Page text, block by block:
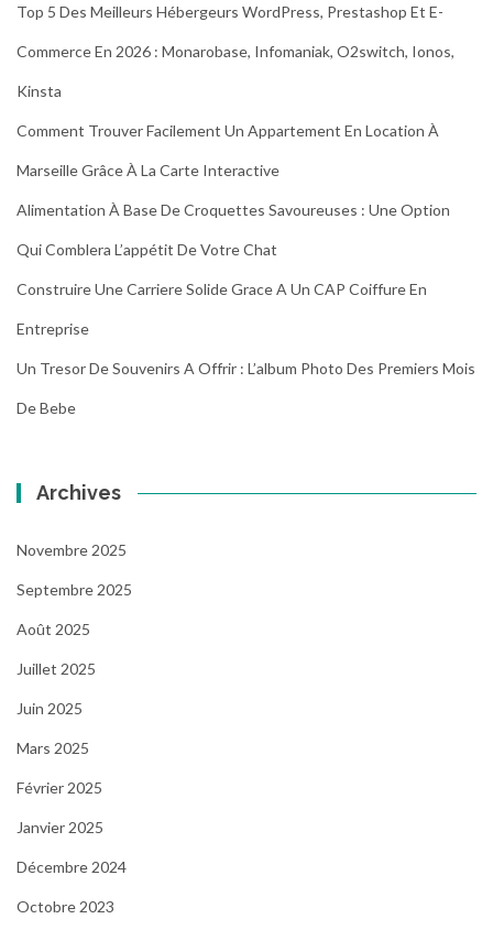
Top 5 Des Meilleurs Hébergeurs WordPress, Prestashop Et E-
Commerce En 2026 : Monarobase, Infomaniak, O2switch, Ionos,
Kinsta
Comment Trouver Facilement Un Appartement En Location À
Marseille Grâce À La Carte Interactive
Alimentation À Base De Croquettes Savoureuses : Une Option
Qui Comblera L’appétit De Votre Chat
Construire Une Carriere Solide Grace A Un CAP Coiffure En
Entreprise
Un Tresor De Souvenirs A Offrir : L’album Photo Des Premiers Mois
De Bebe
Archives
Novembre 2025
Septembre 2025
Août 2025
Juillet 2025
Juin 2025
Mars 2025
Février 2025
Janvier 2025
Décembre 2024
Octobre 2023